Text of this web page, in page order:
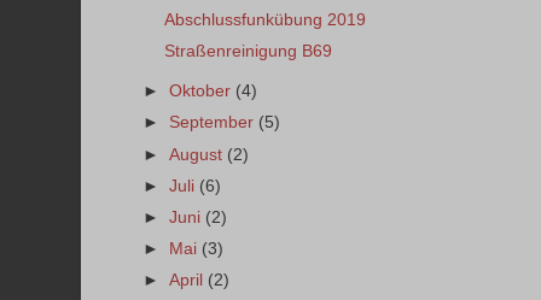
Abschlussfunkübung 2019
Straßenreinigung B69
►Oktober (4)
► September (5)
►August (2)
►Juli (6)
►Juni (2)
►
Mai (3)
►April (2)